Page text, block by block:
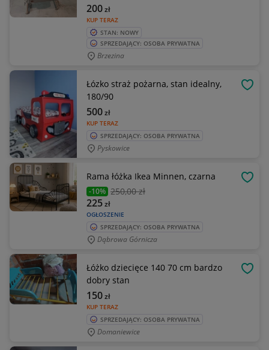
KUP TERAZ
200zł
STAN: NOWY
SPRZEDAJĄCY: OSOBA PRYWATNA
Brzezina
Łózko straż pożarna, stan idealny,
180/90
KUP TERAZ
500zł
SPRZEDAJĄCY: OSOBA PRYWATNA
Pyskowice
Rama łóżka Ikea Minnen, czarna
-10% 250,00 zł
OGŁOSZENIE
225zł
SPRZEDAJĄCY: OSOBA PRYWATNA
Dąbrowa Górnicza
Łóżko dziecięce 140 70 cm bardzo
dobry stan
KUP TERAZ
150zł
SPRZEDAJĄCY: OSOBA PRYWATNA
Domaniewice